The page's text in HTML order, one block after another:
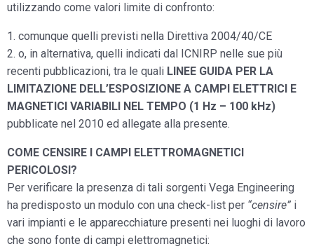
utilizzando come valori limite di confronto:
1. comunque quelli previsti nella Direttiva 2004/40/CE
2. o, in alternativa, quelli indicati dal ICNIRP nelle sue più
recenti pubblicazioni, tra le quali LINEE GUIDA PER LA
LIMITAZIONE DELL’ESPOSIZIONE A CAMPI ELETTRICI E
MAGNETICI VARIABILI NEL TEMPO (1 Hz – 100 kHz)
pubblicate nel 2010 ed allegate alla presente.
COME CENSIRE I CAMPI ELETTROMAGNETICI
PERICOLOSI?
Per verificare la presenza di tali sorgenti Vega Engineering
ha predisposto un modulo con una check-list per “censire” i
vari impianti e le apparecchiature presenti nei luoghi di lavoro
che sono fonte di campi elettromagnetici: